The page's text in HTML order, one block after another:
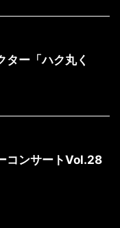
ター「ハク丸く
コンサートVol.28